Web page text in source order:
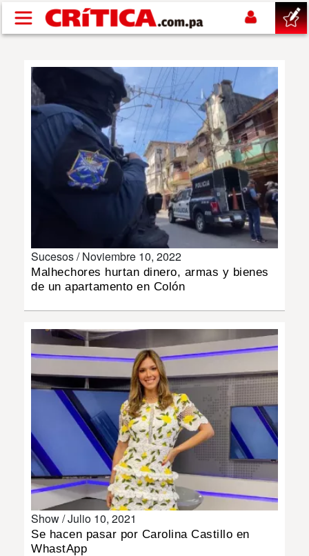
Pasar al contenido principal
SUCESOS
NACIONAL
DEPORTES
INSÓLITAS
MULTIMEDIA
Sucesos /Noviembre 10, 2022
Malhechores hurtan dinero, armas y bienes
de un apartamento en Colón
Show /Julio 10, 2021
Se hacen pasar por Carolina Castillo en
WhastApp